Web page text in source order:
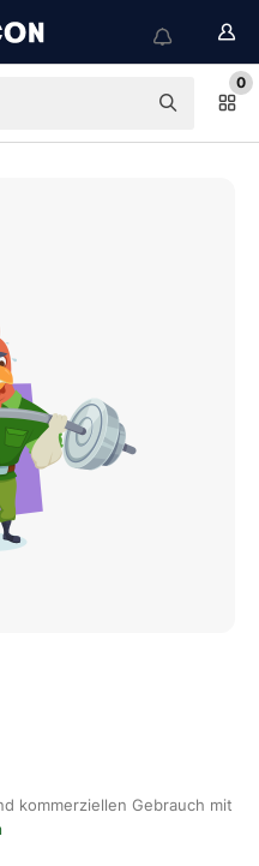
0
kommerziellen Gebrauch mit